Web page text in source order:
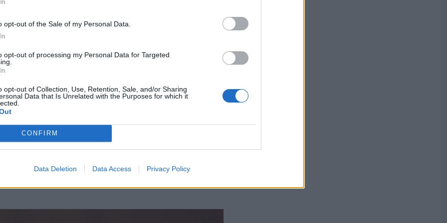
opt-out of the Sale of my Personal Data.
opt-out of processing my Personal Data for Targeted
opt-out of Collection, Use, Retention, Sale, and/or Sharing
Data that Is Unrelated with the Purposes for which it
CONFIRM
Data Deletion Data Access Privacy Policy
Sky által készített Csernobil-sorozat
tud teljesen átfogó képet nyújtani az
érintő következményeiről, ezért, ha
hatásai voltak a csernobili
Szvetlana Alakszijevics: Csernobili
vennünk.
hitelesebb forrás,